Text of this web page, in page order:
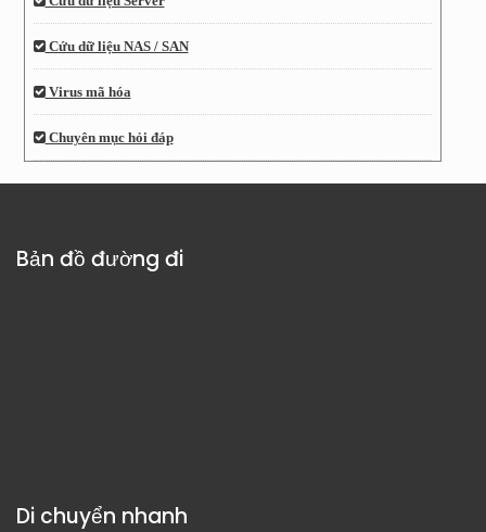
Cứu dữ liệu NAS / SAN
Virus mã hóa
Chuyên mục hỏi đáp
Bản đồ đường đi
Di chuyển nhanh